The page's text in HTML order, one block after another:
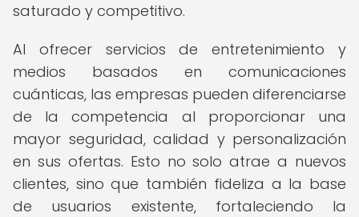
saturado y competitivo.
Al ofrecer servicios de entretenimiento y
medios basados en comunicaciones
cuánticas, las empresas pueden diferenciarse
de la competencia al proporcionar una
mayor seguridad, calidad y personalización
en sus ofertas. Esto no solo atrae a nuevos
clientes, sino que también fideliza a la base
de usuarios existente, fortaleciendo la